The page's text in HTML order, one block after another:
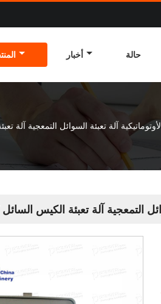
أخبار حالة
آلة تعبئة السوائل التمعجية آلة
التمعجية آلة تعبئة الكيس السائل